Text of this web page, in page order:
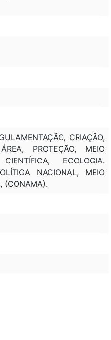
CRIAÇÃO,
PROTEÇÃO, MEIO
ECOLOGIA.
NACIONAL, MEIO
(CONAMA).